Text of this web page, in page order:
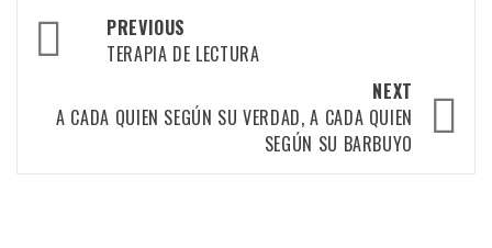
Post
navigation
PREVIOUS
TERAPIA DE LECTURA
NEXT
A CADA QUIEN SEGÚN SU VERDAD, A CADA QUIEN
SEGÚN SU BARBUYO